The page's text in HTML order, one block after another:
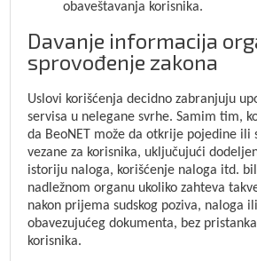
obaveštavanja korisnika.
Davanje informacija
sprovođenje zakona
Uslovi korišćenja decidno zabranjuju
servisa u nelegane svrhe. Samim tim,
da BeoNET može da otkrije pojedine ili
vezane za korisnika, uključujući
istoriju naloga, korišćenje naloga itd.
nadležnom organu ukoliko zahteva
nakon prijema sudskog poziva, naloga
obavezujućeg dokumenta, bez
korisnika.